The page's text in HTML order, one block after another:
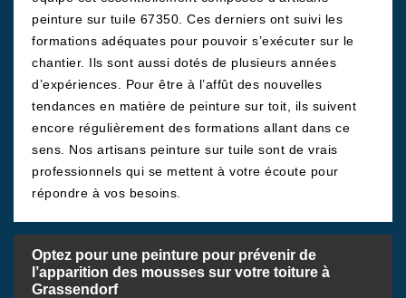
peinture sur tuile 67350. Ces derniers ont suivi les
formations adéquates pour pouvoir s’exécuter sur le
chantier. Ils sont aussi dotés de plusieurs années
d’expériences. Pour être à l’affût des nouvelles
tendances en matière de peinture sur toit, ils suivent
encore régulièrement des formations allant dans ce
sens. Nos artisans peinture sur tuile sont de vrais
professionnels qui se mettent à votre écoute pour
répondre à vos besoins.
Optez pour une peinture pour prévenir de
l’apparition des mousses sur votre toiture à
Grassendorf